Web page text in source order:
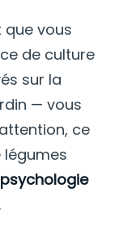
que vous
de culture
sur la
— vous
ce
légumes
psychologie